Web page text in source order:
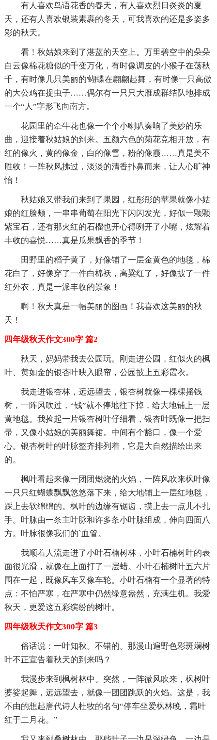
有人喜欢鸟语花香的春天，有人喜欢烈日炎炎的夏
天，还有人喜欢银装素裹的冬天，可我喜欢的还是多姿多
彩的秋天。
看！秋姑娘来到了湛蓝的天空上。万里碧空中的朵朵
白云像棉花糖似的千变万化，有时像调皮的小猴子在荡秋
千，有时像几只美丽的'蝴蝶在翩翩起舞，有时像一只高傲
的大公鸡在捉虫子……偶尔有一只只大雁成群结队地排成
一个“人”字形飞向南方。
花园里的牵牛花也像一个个小喇叭奏响了美妙的乐
曲，迎接着秋姑娘的到来。五颜六色的菊花竞相开放，有
红的像火，黄的像金，白的像雪，粉的像霞……真是美不
胜收！一阵秋风拂过，淡淡的清香扑鼻而来，让人心旷神
怡！
秋姑娘又带我们来到了果园，红彤彤的苹果就像小姑
娘的红脸颊，一串串葡萄在阳光下闪闪发光，好似一颗颗
紫宝石，还有那火红的石榴也开心得咧开了小嘴，炫耀着
丰收的喜悦……真是瓜果飘香的季节！
田野里的稻子黄了，好像铺了一层金黄色的地毯，棉
花白了，好像穿了一件白棉袄，高粱红了，好像披了一件
红外衣，真是一派丰收的景象！
啊！秋天真是一幅美丽的图画！我喜欢这美丽的秋
天！
四年级秋天作文300字 篇2
秋天，妈妈带我去公园玩。刚走进公园，红似火的枫
叶、黄如金的银杏叶映入眼帘，公园披上五彩霞衣。
我走进银杏林，远远望去，银杏树就像一棵棵摇钱
树，一阵风吹过，“钱”就不停地往下掉，给大地铺上一层
黄地毯。我捡起一片银杏树叶仔细看，银杏叶既像一把扫
帚，又像小姑娘的美丽舞裙。中间有个豁口，像一个爱
心。银杏树叶的叶脉整齐排列着，它是大自然描绘出来
的。
枫叶看起来像一团团燃烧的火焰，一阵风吹来枫叶像
一只只红蝴蝶飘飘悠悠落下来，给大地铺上一层红地毯，
踩上去软绵绵的。枫叶的边缘有锯齿，摸上去一点儿不扎
手。叶脉由一条主叶脉和许多条小叶脉组成，伸向四面八
方。叶脉很像我们的`血管。
我顺着人流走进了小叶石楠树林，小叶石楠树叶的表
面很光滑，就像在上面打了一层蜡。小叶石楠树叶五六片
围在一起，既像风车又像车轮。小叶石楠有一个显著的特
点：不怕严寒，在严寒中仍然绿意盎然，充满生机。我爱
秋天，更爱这五彩缤纷的树叶。
四年级秋天作文300字 篇3
俗话说：一叶知秋。不错的。那漫山遍野色彩斑斓树
叶不正宣告着秋天的到来吗？
我漫步来到枫树林中。突然，一阵微风吹来，枫树叶
婆娑起舞，远远望去，就像一团团跳跃的火焰。这是，我
不由的想起唐代诗人杜牧的名句“停车坐爱枫林晚，霜叶
红于二月花。”